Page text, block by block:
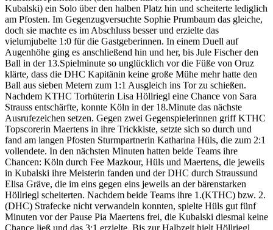
Kubalski) ein Solo über den halben Platz hin und scheiterte lediglich
am Pfosten. Im Gegenzugversuchte Sophie Prumbaum das gleiche,
doch sie machte es im Abschluss besser und erzielte das
vielumjubelte 1:0 für die Gastgeberinnen. In einem Duell auf
Augenhöhe ging es anschließend hin und her, bis Jule Fischer den
Ball in der 13.Spielminute so unglücklich vor die Füße von Oruz
klärte, dass die DHC Kapitänin keine große Mühe mehr hatte den
Ball aus sieben Metern zum 1:1 Ausgleich ins Tor zu schießen.
Nachdem KTHC Torhüterin Lisa Höllriegl eine Chance von Sara
Strauss entschärfte, konnte Köln in der 18.Minute das nächste
Ausrufezeichen setzen. Gegen zwei Gegenspielerinnen griffKTHC
Topscorerin Maertens in ihre Trickkiste, setzte sich so durch und
fand am langen Pfosten Sturmpartnerin Katharina Hüls, die zum 2:1
vollendete. In den nächsten Minuten hatten beide Teams ihre
Chancen: Köln durch Fee Mazkour, Hüls und Maertens, die jeweils
in Kubalski ihre Meisterin fanden und der DHC durch Straussund
Elisa Gräve, die im eins gegen eins jeweils an der bärenstarken
Höllriegl scheiterten. Nachdem beide Teams ihre 1.(KTHC) bzw. 2.
(DHC) Strafecke nicht verwandeln konnten, spielte Hüls gut fünf
Minuten vor der Pause Pia Maertens frei, die Kubalski diesmal keine